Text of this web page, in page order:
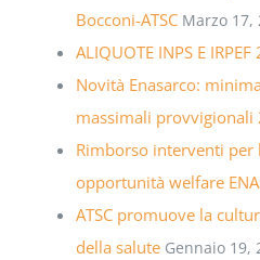
Bocconi-ATSC Marzo 17,
ALIQUOTE INPS E IRPEF
Novità Enasarco:
massimali provvigionali
Rimborso interventi per
opportunità welfare
ATSC promuove la
della salute Gennaio 19,